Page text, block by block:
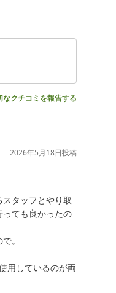
なクチコミを報告する
2026年5月18日投稿
タッフとやり取
ても良かったの
。
用しているのが両